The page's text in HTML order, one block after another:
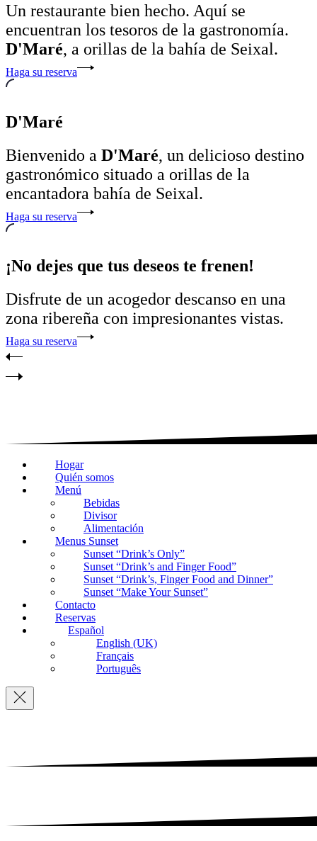
Un restaurante bien hecho. Aquí se
encuentran los tesoros de la gastronomía.
D'Maré, a orillas de la bahía de Seixal.
Haga su reserva
D'Maré
Bienvenido a D'Maré, un delicioso destino
gastronómico situado a orillas de la
encantadora bahía de Seixal.
Haga su reserva
¡No dejes que tus deseos te frenen!
Disfrute de un acogedor descanso en una
zona ribereña con impresionantes vistas.
Haga su reserva
Hogar
Quién somos
Menú
Bebidas
Divisor
Alimentación
Menus Sunset
Sunset “Drink’s Only”
Sunset “Drink’s and Finger Food”
Sunset “Drink’s, Finger Food and Dinner”
Sunset “Make Your Sunset”
Contacto
Reservas
Español
English (UK)
Français
Português
Navegación